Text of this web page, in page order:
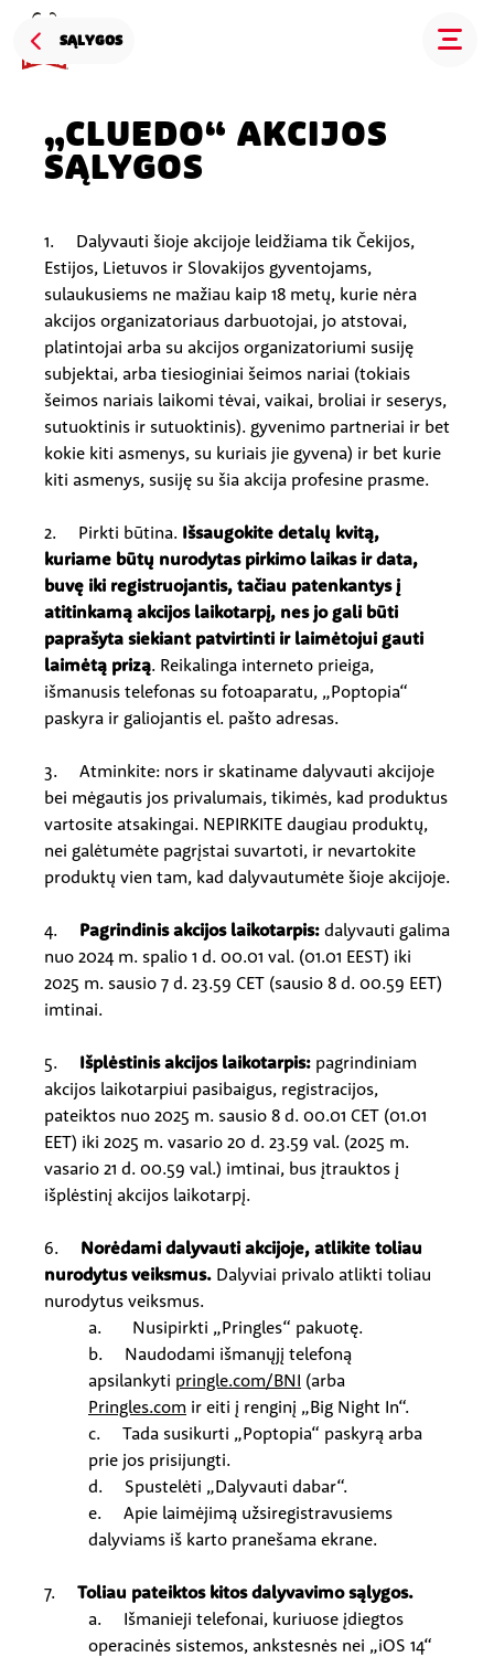
SĄLYGOS
„CLUEDO“ AKCIJOS
SĄLYGOS
1. Dalyvauti šioje akcijoje leidžiama tik Čekijos,
Estijos, Lietuvos ir Slovakijos gyventojams,
sulaukusiems ne mažiau kaip 18 metų, kurie nėra
akcijos organizatoriaus darbuotojai, jo atstovai,
platintojai arba su akcijos organizatoriumi susiję
subjektai, arba tiesioginiai šeimos nariai (tokiais
šeimos nariais laikomi tėvai, vaikai, broliai ir seserys,
sutuoktinis ir sutuoktinis). gyvenimo partneriai ir bet
kokie kiti asmenys, su kuriais jie gyvena) ir bet kurie
kiti asmenys, susiję su šia akcija profesine prasme.
2. Pirkti būtina. Išsaugokite detalų kvitą,
kuriame būtų nurodytas pirkimo laikas ir data,
buvę iki registruojantis, tačiau patenkantys į
atitinkamą akcijos laikotarpį, nes jo gali būti
paprašyta siekiant patvirtinti ir laimėtojui gauti
laimėtą prizą. Reikalinga interneto prieiga,
išmanusis telefonas su fotoaparatu, „Poptopia“
paskyra ir galiojantis el. pašto adresas.
3. Atminkite: nors ir skatiname dalyvauti akcijoje
bei mėgautis jos privalumais, tikimės, kad produktus
vartosite atsakingai. NEPIRKITE daugiau produktų,
nei galėtumėte pagrįstai suvartoti, ir nevartokite
produktų vien tam, kad dalyvautumėte šioje akcijoje.
4. Pagrindinis akcijos laikotarpis: dalyvauti galima
nuo 2024 m. spalio 1 d. 00.01 val. (01.01 EEST) iki
2025 m. sausio 7 d. 23.59 CET (sausio 8 d. 00.59 EET)
imtinai.
5. Išplėstinis akcijos laikotarpis: pagrindiniam
akcijos laikotarpiui pasibaigus, registracijos,
pateiktos nuo 2025 m. sausio 8 d. 00.01 CET (01.01
EET) iki 2025 m. vasario 20 d. 23.59 val. (2025 m.
vasario 21 d. 00.59 val.) imtinai, bus įtrauktos į
išplėstinį akcijos laikotarpį.
6. Norėdami dalyvauti akcijoje, atlikite toliau
nurodytus veiksmus. Dalyviai privalo atlikti toliau
nurodytus veiksmus.
a. Nusipirkti „Pringles“ pakuotę.
b. Naudodami išmanųjį telefoną
apsilankyti pringle.com/BNI (arba
Pringles.com ir eiti į renginį „Big Night In“.
c. Tada susikurti „Poptopia“ paskyrą arba
prie jos prisijungti.
d. Spustelėti „Dalyvauti dabar“.
e. Apie laimėjimą užsiregistravusiems
dalyviams iš karto pranešama ekrane.
7. Toliau pateiktos kitos dalyvavimo sąlygos.
a. Išmanieji telefonai, kuriuose įdiegtos
operacinės sistemos, ankstesnės nei „iOS 14“